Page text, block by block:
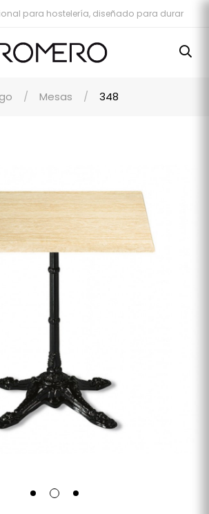
para hostelería, diseñado para durar
Mesas 348